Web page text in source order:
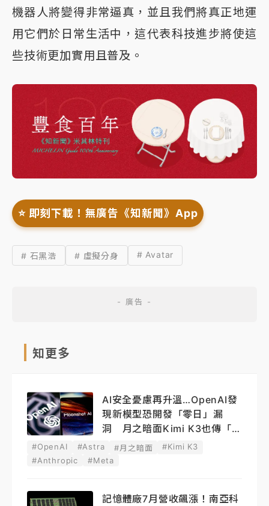
機器人將變得非常逼真，並且我們將真正地運
用它們於日常生活中，這代表科技進步將使這
些技術更加實用且普及。
⭐️ 即刻下載！無廣告《知新聞》App
# 石黑浩 # 虛擬分身 # Avatar
知更多
AI安全憂慮再升溫…OpenAI發
現新模型恐開發「零日」漏
洞 月之暗面Kimi K3也傳「越
獄」
#OpenAI #Astra #月之暗面
#Kimi K3
#Anthropic
#Meta
記憶體廠7月營收飆漲！南亞科